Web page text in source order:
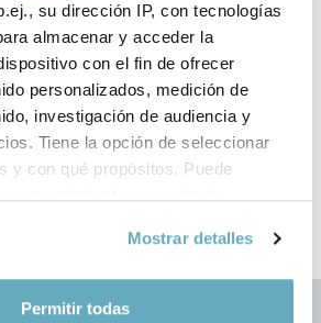
su dirección IP, con tecnologías
almacenar y acceder la
con el fin de ofrecer
personalizados, medición de
investigación de audiencia y
Tiene la opción de seleccionar
y con qué propósitos. Puede
quisiéramos:
Mostrar detalles
Permitir todas
›